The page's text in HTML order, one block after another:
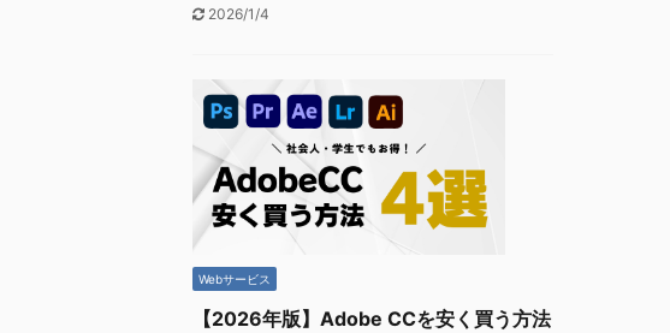
2026/1/4
Webサービス
【2026年版】Adobe CCを安く買う方法